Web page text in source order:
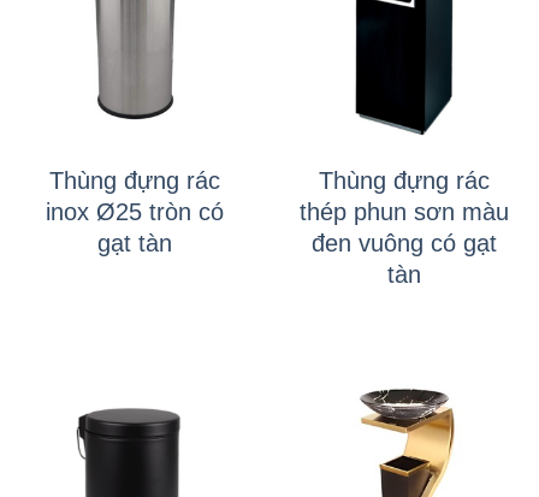
Thùng đựng rác
inox Ø25 tròn có
gạt tàn
Thùng đựng rác
thép phun sơn màu
đen vuông có gạt
tàn